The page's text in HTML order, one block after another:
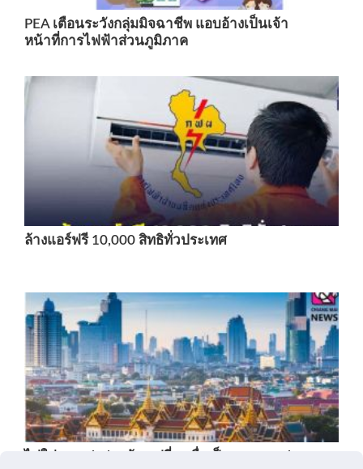
PEA เตือนระวังกลุ่มมิจฉาชีพ แอบอ้างเป็นเจ้า
หน้าที่การไฟฟ้าส่วนภูมิภาค
ล้างแอร์ฟรี 10,000 สิทธิทั่วประเทศ